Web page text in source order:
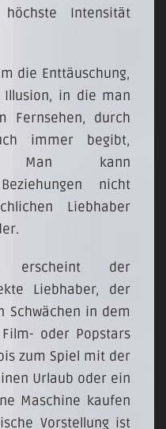
Intensität
die Enttäuschung,
Illusion, in die man
Fernsehen, durch
immer begibt,
Man kann
nicht
Liebhaber
erscheint der
Liebhaber, der
Schwächen in dem
oder Popstars
zum Spiel mit der
Urlaub oder ein
Maschine kaufen
Vorstellung ist